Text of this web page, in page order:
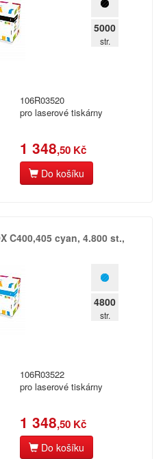
5000
str.
106R03520
pro laserové tiskárny
1 348,50 Kč
Do košíku
C400,​405 cyan,​ 4.​800 st.​,​
4800
str.
106R03522
pro laserové tiskárny
1 348,50 Kč
Do košíku